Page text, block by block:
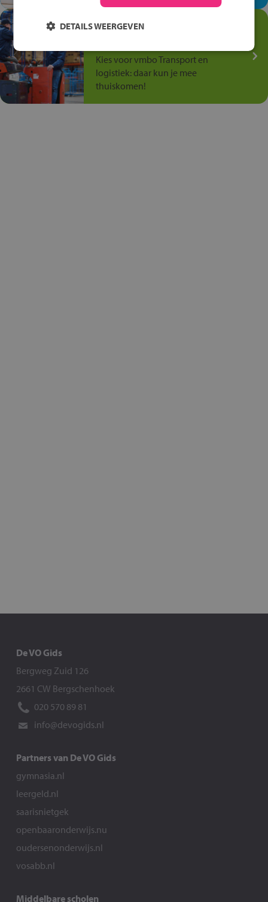
Jouw talent in de
Kies voor vmbo Transport en
logistiek: daar kun je mee
thuiskomen!
De VO Gids
Bergweg Zuid 126
2661 CW Bergschenhoek
020 570 89 81
info@devogids.nl
Partners van De VO Gids
gymnasia.nl
leergeld.nl
saarisnietgek
openbaaronderwijs.nu
oudersenonderwijs.nl
vosabb.nl
Middelbare scholen
DETAILS WEERGEVEN